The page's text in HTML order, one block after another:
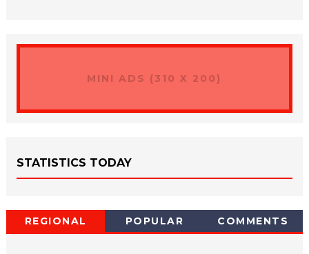
MINI ADS (310 X 200)
STATISTICS TODAY
REGIONAL POPULAR COMMENTS